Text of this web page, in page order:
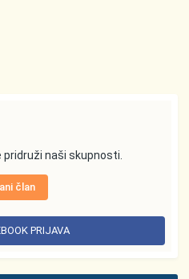
pridruži naši skupnosti.
član
PRIJAVA